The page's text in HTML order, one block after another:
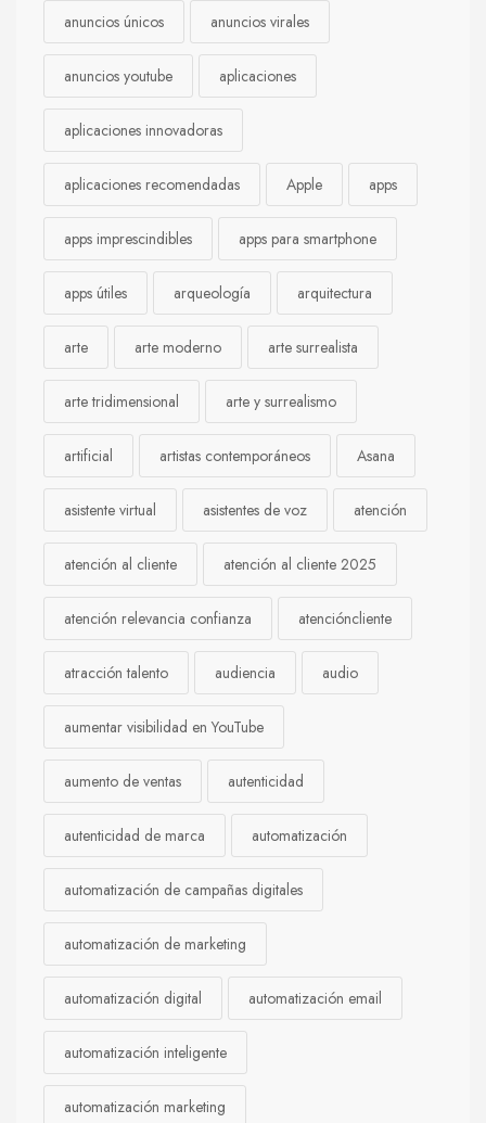
anuncios únicos anuncios virales
anuncios youtube aplicaciones
aplicaciones innovadoras
aplicaciones recomendadas Apple apps
apps imprescindibles apps para smartphone
apps útiles arqueología arquitectura
arte arte moderno arte surrealista
arte tridimensional arte y surrealismo
artificial artistas contemporáneos Asana
asistente virtual asistentes de voz atención
atención al cliente atención al cliente 2025
atención relevancia confianza atencióncliente
atracción talento audiencia audio
aumentar visibilidad en YouTube
aumento de ventas autenticidad
autenticidad de marca automatización
automatización de campañas digitales
automatización de marketing
automatización digital automatización email
automatización inteligente
automatización marketing